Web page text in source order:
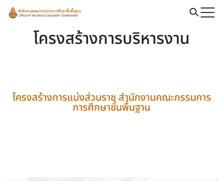
โครงสร้างการบริหารงาน
โครงสร้างการแบ่งส่วนราช สำนักงานคณะกรรมการ
การศึกษาขั้นพื้นฐาน